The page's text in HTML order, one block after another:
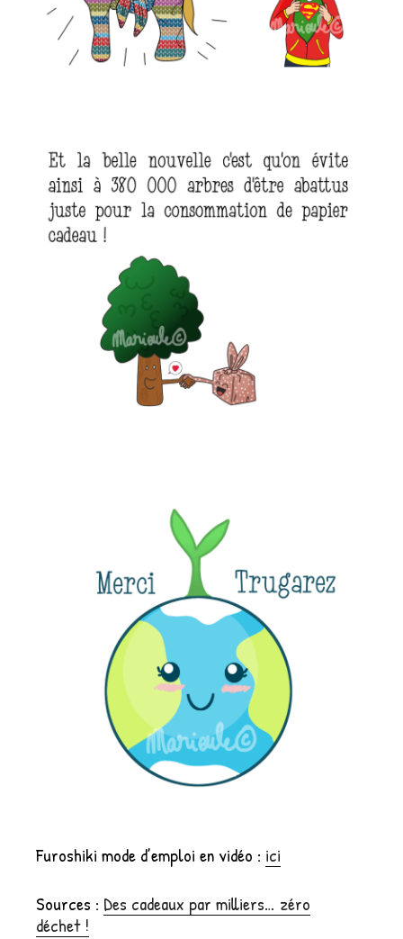
Furoshiki mode d’emploi en vidéo : ici
Sources : Des cadeaux par milliers… zéro
déchet !